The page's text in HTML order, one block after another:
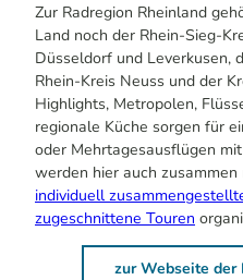
Zur Radregion Rheinland
Land noch der Rhein-Sieg-
Düsseldorf und Leverkusen,
Rhein-Kreis Neuss und der
Highlights, Metropolen,
regionale Küche sorgen für
oder Mehrtagesausflügen
werden hier auch
individuell
zugeschnittene Touren
zur Webseite der